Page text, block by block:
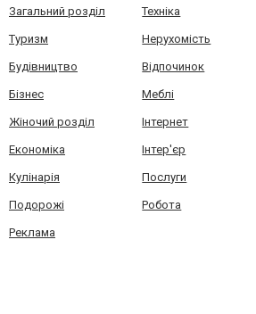
Загальний розділ Техніка
Туризм Нерухомість
Будівництво Відпочинок
Бізнес Меблі
Жіночий розділ Інтернет
Економіка Інтер'єр
Кулінарія Послуги
Подорожі Робота
Реклама